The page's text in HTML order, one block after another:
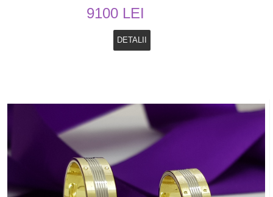
9100 LEI
DETALII